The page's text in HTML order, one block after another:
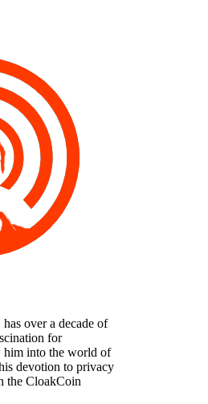
over a decade of
for
him into the world of
devotion to privacy
the CloakCoin